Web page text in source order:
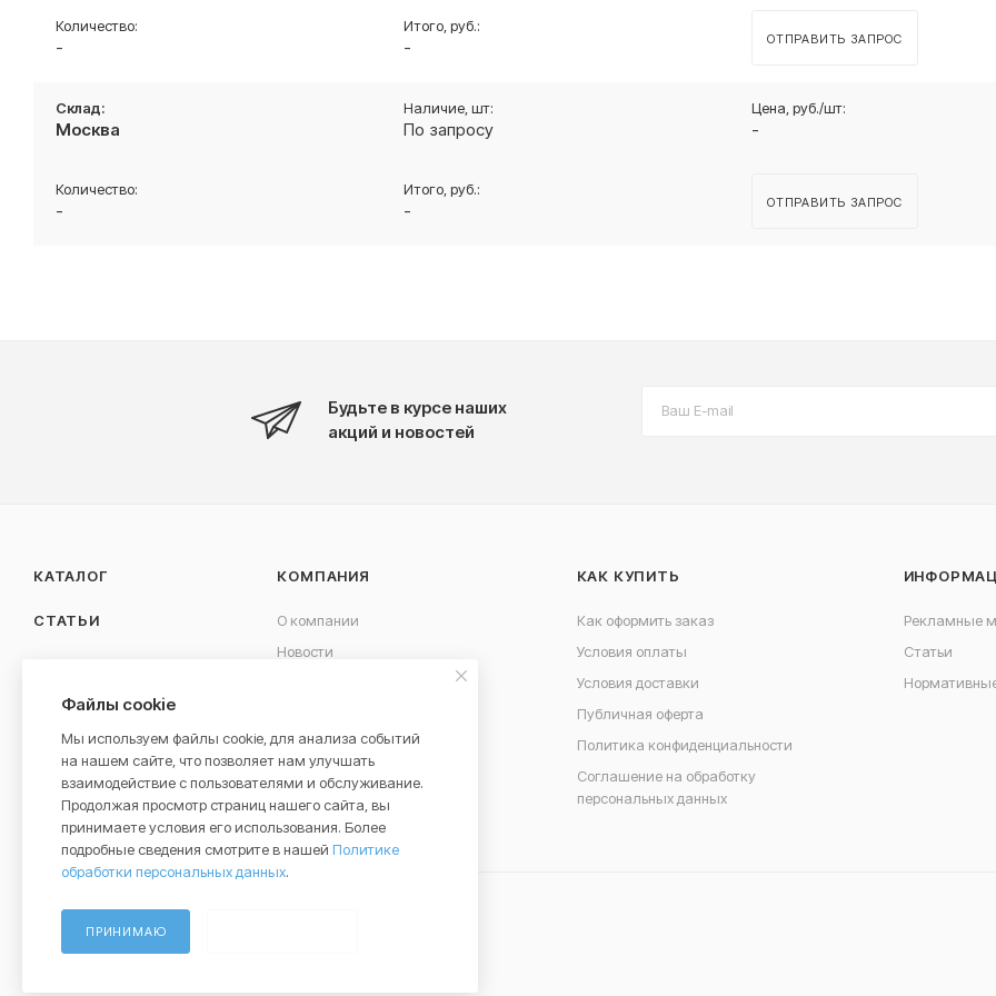
- - ОТПРАВИТЬ ЗАПРОС
Москва По запросу -
- - ОТПРАВИТЬ ЗАПРОС
Будьте в курсе наших
акций и новостей
КАТАЛОГ
СТАТЬИ
КОМПАНИЯ
О компании
Новости
КАК КУПИТЬ
Как оформить заказ
Условия оплаты
Условия доставки
Публичная оферта
Политика конфиденциальности
Соглашение на обработку
персональных данных
Рекламные
Статьи
Файлы cookie
Мы используем файлы cookie, для анализа событий
на нашем сайте, что позволяет нам улучшать
взаимодействие с пользователями и обслуживание.
Продолжая просмотр страниц нашего сайта, вы
принимаете условия его использования. Более
подробные сведения смотрите в нашей Политике
обработки персональных данных.
ПРИНИМАЮ